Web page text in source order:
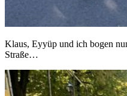
Klaus, Eyyüp und ich bogen
Straße…